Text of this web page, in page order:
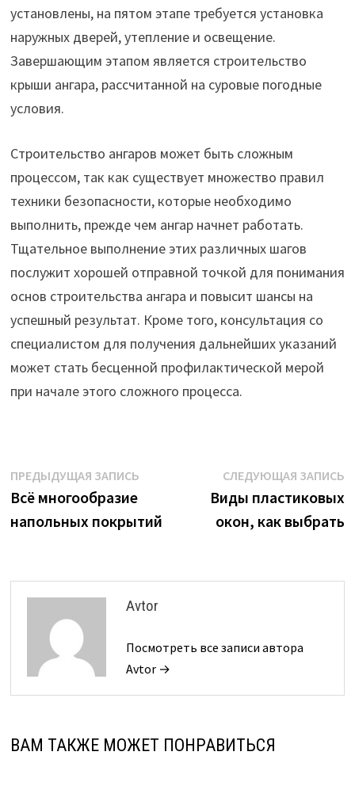
установлены, на пятом этапе требуется установка
наружных дверей, утепление и освещение.
Завершающим этапом является строительство
крыши ангара, рассчитанной на суровые погодные
условия.
Строительство ангаров может быть сложным
процессом, так как существует множество правил
техники безопасности, которые необходимо
выполнить, прежде чем ангар начнет работать.
Тщательное выполнение этих различных шагов
послужит хорошей отправной точкой для понимания
основ строительства ангара и повысит шансы на
успешный результат. Кроме того, консультация со
специалистом для получения дальнейших указаний
может стать бесценной профилактической мерой
при начале этого сложного процесса.
Навигация
по
ПРЕДЫДУЩАЯ ЗАПИСЬПредыдущая
Всё многообразие
напольных покрытий
СЛЕДУЮЩАЯ ЗАПИСЬ
Виды пластиковых
окон, как выбрать
Avtor
Посмотреть все записи автора
Avtor →
ВАМ ТАКЖЕ МОЖЕТ ПОНРАВИТЬСЯ